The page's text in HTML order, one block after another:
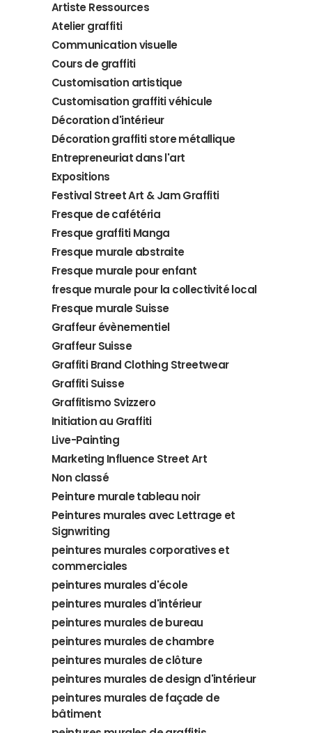
Artiste Ressources
Atelier graffiti
Communication visuelle
Cours de graffiti
Customisation artistique
Customisation graffiti véhicule
Décoration d'intérieur
Décoration graffiti store métallique
Entrepreneuriat dans l'art
Expositions
Festival Street Art & Jam Graffiti
Fresque de cafétéria
Fresque graffiti Manga
Fresque murale abstraite
Fresque murale pour enfant
fresque murale pour la collectivité local
Fresque murale Suisse
Graffeur évènementiel
Graffeur Suisse
Graffiti Brand Clothing Streetwear
Graffiti Suisse
Graffitismo Svizzero
Initiation au Graffiti
Live-Painting
Marketing Influence Street Art
Non classé
Peinture murale tableau noir
Peintures murales avec Lettrage et
Signwriting
peintures murales corporatives et
commerciales
peintures murales d'école
peintures murales d'intérieur
peintures murales de bureau
peintures murales de chambre
peintures murales de clôture
peintures murales de design d'intérieur
peintures murales de façade de
bâtiment